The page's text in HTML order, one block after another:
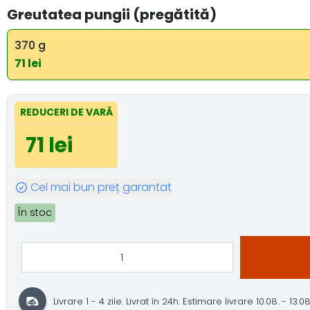
Greutatea pungii (pregătită)
370 g
71 lei
REDUCERI DE VARĂ
71 lei
Cel mai bun preț garantat
În stoc
Livrare 1 - 4 zile. Livrat în 24h. Estimare livrare 10.08. -